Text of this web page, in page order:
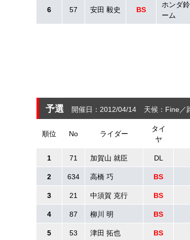
6 57 安田 毅史 BS
ホンダ
ーム
予選 開催日：2012/04/14 天候：Fine
順位 No ライダー
タイ
ヤ
1 71 加賀山 就臣 DL
2 634 高橋 巧 BS
3 21 中須賀 克行 BS
4 87 柳川 明 BS
5 53 津田 拓也 BS